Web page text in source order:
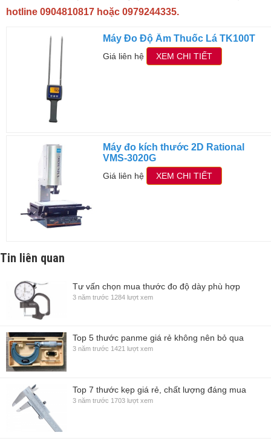
hotline 0904810817 hoặc 0979244335.
Máy Đo Độ Ẩm Thuốc Lá TK100T
Giá liên hệ XEM CHI TIẾT
Máy đo kích thước 2D Rational
VMS-3020G
Giá liên hệ XEM CHI TIẾT
Tin liên quan
Tư vấn chọn mua thước đo độ dày phù hợp
3 năm trước 1284 lượt xem
Top 5 thước panme giá rẻ không nên bỏ qua
3 năm trước 1421 lượt xem
Top 7 thước kẹp giá rẻ, chất lượng đáng mua
3 năm trước 1703 lượt xem